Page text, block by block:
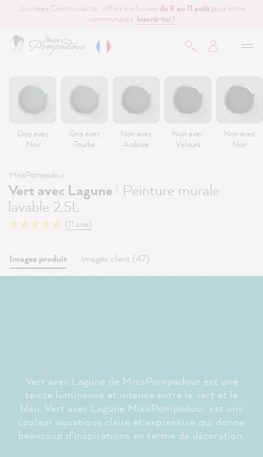
principal
Journées Communauté : offres exclusives du 9 au 11 aoûtpour notre
communauté. Inscris-toi !
Gris avec
Noir
Gris avec
Tourbe
Noir avec
Ardoise
Noir avec
Velours
Noir avec
Noir
MissPompadour
Vert avec Lagune
Peinture murale
lavable 2.5L
(11 avis)
Images produit Images client (47)
Vert avec Lagune de MissPompadour est une
teinte lumineuse et intense entre le vert et le
bleu. Vert avec Lagune MissPompadour est une
couleur aquatique claire et expressive qui donne
beaucoup d'inspirations en terme de décoration.